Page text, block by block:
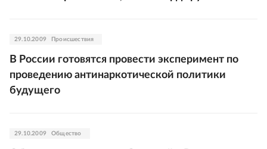
29.10.2009 Происшествия
В России готовятся провести эксперимент по
проведению антинаркотической политики
будущего
29.10.2009 Общество